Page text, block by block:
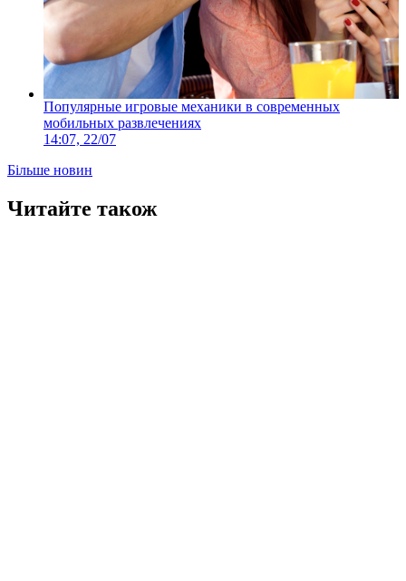
Популярные игровые механики в современных
мобильных развлечениях
14:07, 22/07
Більше новин
Читайте також